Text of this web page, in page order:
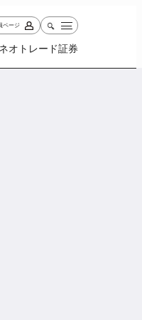
ページ
オトレード証券